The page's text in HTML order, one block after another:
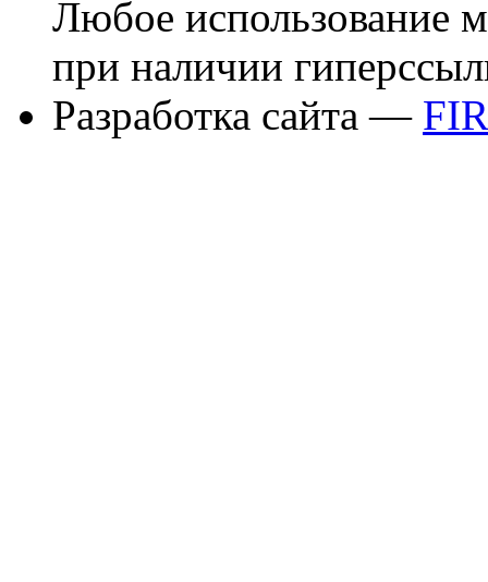
Любое использование
при наличии
Разработка сайта —